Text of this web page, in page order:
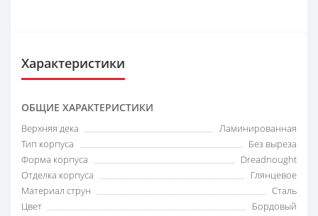
Характеристики
ОБЩИЕ ХАРАКТЕРИСТИКИ
Верхняя дека
Ламинированная
Тип корпуса
Без выреза
Форма корпуса
Dreadnought
Отделка корпуса
Глянцевое
Материал струн
Сталь
Цвет
Бордовый